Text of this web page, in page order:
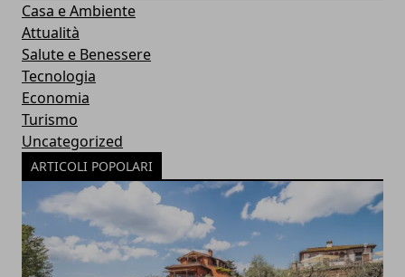
Casa e Ambiente
Attualità
Salute e Benessere
Tecnologia
Economia
Turismo
Uncategorized
ARTICOLI POPOLARI